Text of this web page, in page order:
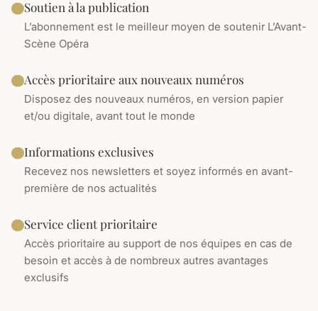
Soutien à la publication
L’abonnement est le meilleur moyen de soutenir L’Avant-
Scène Opéra
Accès prioritaire aux nouveaux numéros
Disposez des nouveaux numéros, en version papier
et/ou digitale, avant tout le monde
Informations exclusives
Recevez nos newsletters et soyez informés en avant-
première de nos actualités
Service client prioritaire
Accès prioritaire au support de nos équipes en cas de
besoin et accès à de nombreux autres avantages
exclusifs